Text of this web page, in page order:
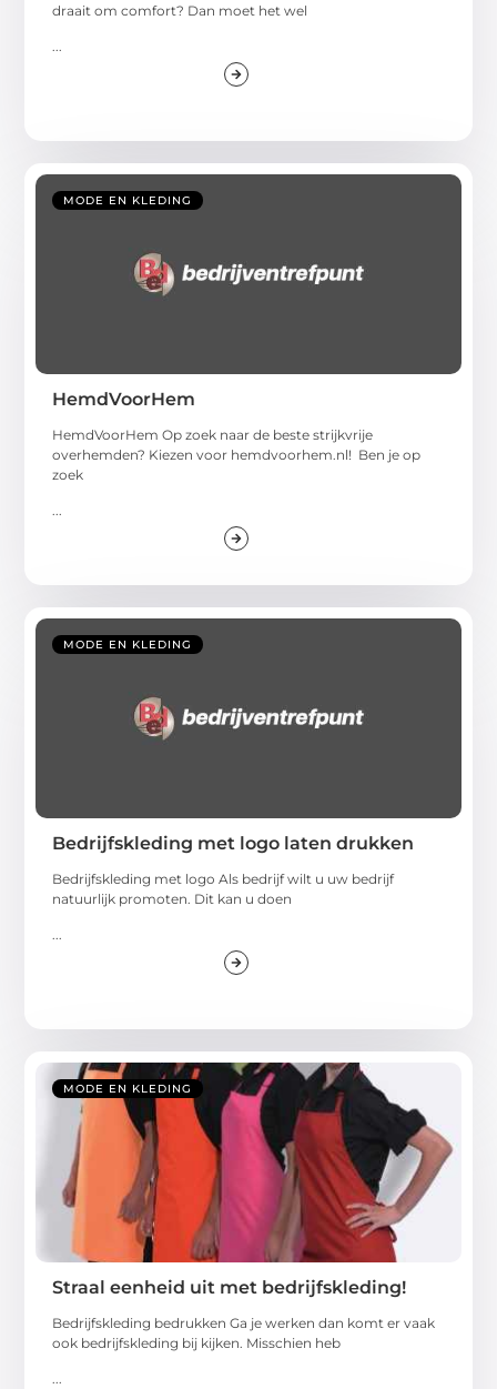
draait om comfort? Dan moet het wel
...
MODE EN KLEDING
HemdVoorHem
HemdVoorHem Op zoek naar de beste strijkvrije
overhemden? Kiezen voor hemdvoorhem.nl! Ben je op
zoek
...
MODE EN KLEDING
Bedrijfskleding met logo laten drukken
Bedrijfskleding met logo Als bedrijf wilt u uw bedrijf
natuurlijk promoten. Dit kan u doen
...
MODE EN KLEDING
Straal eenheid uit met bedrijfskleding!
Bedrijfskleding bedrukken Ga je werken dan komt er vaak
ook bedrijfskleding bij kijken. Misschien heb
...